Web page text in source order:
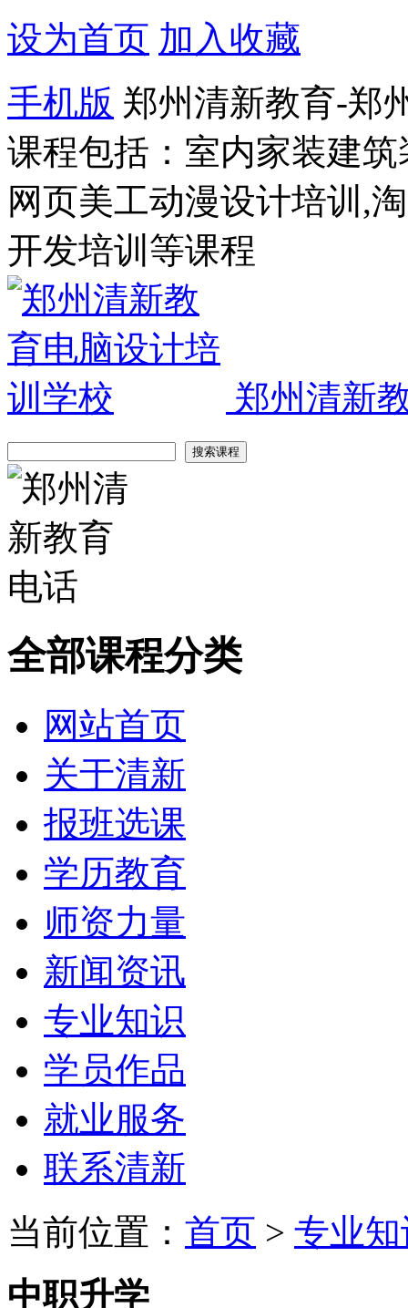
设为首页 加入收藏
手机版 郑州清新教育-郑
课程包括：室内家装建
网页美工动漫设计培训,
开发培训等课程
郑州清新
全部课程分类
网站首页
关于清新
报班选课
学历教育
师资力量
新闻资讯
专业知识
学员作品
就业服务
联系清新
当前位置： 首页 > 专业
中职升学